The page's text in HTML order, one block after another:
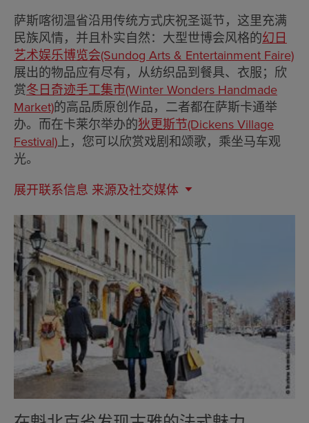
萨斯喀彻温省沿用传统方式庆祝圣诞节，这里充满
民族风情，并且朴实自然：大型世博会风格的幻日
艺术娱乐博览会(Sundog Arts & Entertainment Faire)
展出的物品应有尽有，从纺织品到餐具、衣服；欣
赏冬日奇迹手工集市(Winter Wonders Handmade
Market)的高品质原创作品，二者都在萨斯卡通举
办。而在卡莱尔举办的狄更斯节(Dickens Village
Festival)上，您可以欣赏戏剧和颂歌，乘坐马车观
光。
展开联系信息 来源及社交媒体